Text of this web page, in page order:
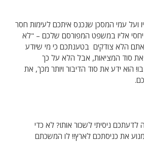
ועל עמי המסכן שנכנס איתכם לעימות חסר
יחסי אליו במשפט המפורסם שלכם – "לא
הלא צודקים בטענתכם כי מי שיודע
את סוד המציאות, אבל הלא על כך
הוא ידע את סוד הדיבור ויותר מכך, את
ניסיתי לשכור אותו? לא כדי
את כניסתכם לארץ!! לו המשכתם